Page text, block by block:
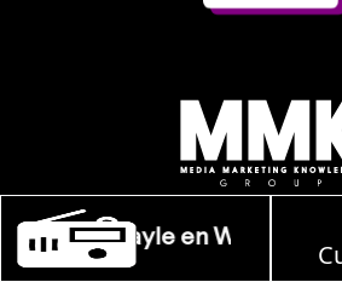
W, lunes a viernes de 10 a 13